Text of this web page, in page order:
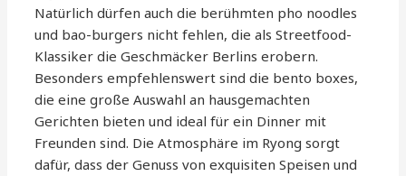
Natürlich dürfen auch die berühmten pho noodles
und bao-burgers nicht fehlen, die als Streetfood-
Klassiker die Geschmäcker Berlins erobern.
Besonders empfehlenswert sind die bento boxes,
die eine große Auswahl an hausgemachten
Gerichten bieten und ideal für ein Dinner mit
Freunden sind. Die Atmosphäre im Ryong sorgt
dafür, dass der Genuss von exquisiten Speisen und